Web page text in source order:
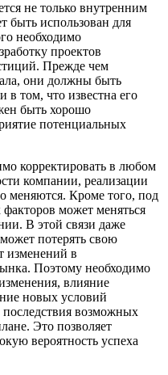
не только внутренним
быть использован для
необходимо
проектов
Прежде чем
они должны быть
в том, что известна его
быть хорошо
потенциальных
корректировать в любом
компании, реализации
меняются. Кроме того, под
может меняться
В этой связи даже
потерять свою
изменений в
Поэтому необходимо
влияние
новых условий
возможных
Это позволяет
вероятность успеха